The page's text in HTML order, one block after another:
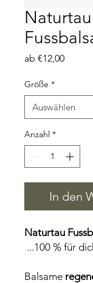
Naturtau
ab €12,00Sale-
Größe *
Anzahl *
In den
Naturtau
...100 % für
Balsame